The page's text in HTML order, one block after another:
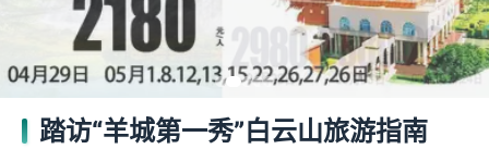
踏访“羊城第一秀”白云山旅游指南